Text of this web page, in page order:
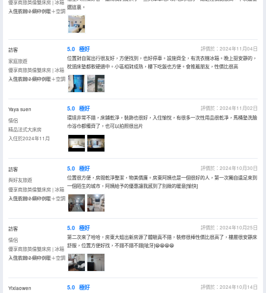
優享商旅英倫雙床房 | 冰箱
＋洗衣機＋集中供暖＋空調
入住於2024年10月
選這裏。
訪客
家庭旅遊
優享商旅英倫雙床房 | 冰箱
＋洗衣機＋集中供暖＋空調
入住於2024年10月
5.0 極好
評價於：2024年11月04日
位置對自駕出行很友好，方便找到，也好停車。設施齊全，有洗衣機冰箱。晚上挺安靜的，
枕頭床墊都軟硬適中。小區相對成熟，樓下吃飯也方便。會推薦朋友，性價比很高
Yaya suen
情侶
精品法式大床房
入住於2024年11月
5.0 極好
評價於：2024年11月02日
環境非常不錯，床鋪乾淨，裝飾也很好，入住愉悅，有很多一次性用品很乾凈，馬桶墊洗臉
巾浴巾都備齊了，也可以拍照很出片
訪客
與好友旅遊
優享商旅英倫雙床房 | 冰箱
＋洗衣機＋集中供暖＋空調
入住於2024年10月
5.0 極好
評價於：2024年10月30日
位置很方便，房間乾淨整潔，物美價廉。房東阿姨也是一個很好的人，第一次獨自遠足來到
一個陌生的城市，阿姨給予的優惠讓我感到了別緻的暖意[愉快]
訪客
情侶
優享商旅英倫雙床房 | 冰箱
＋洗衣機＋集中供暖＋空調
入住於2024年10月
5.0 極好
評價於：2024年10月25日
第二次來了哈哈，房東大姐出新房源了體驗真不錯，裝修很棒性價比很高了，樓層很安靜床
舒服，位置方便好找，不錯不錯不錯[呲牙]😁😁😁😁
Yixiaowen
5.0 極好
評價於：2024年10月14日